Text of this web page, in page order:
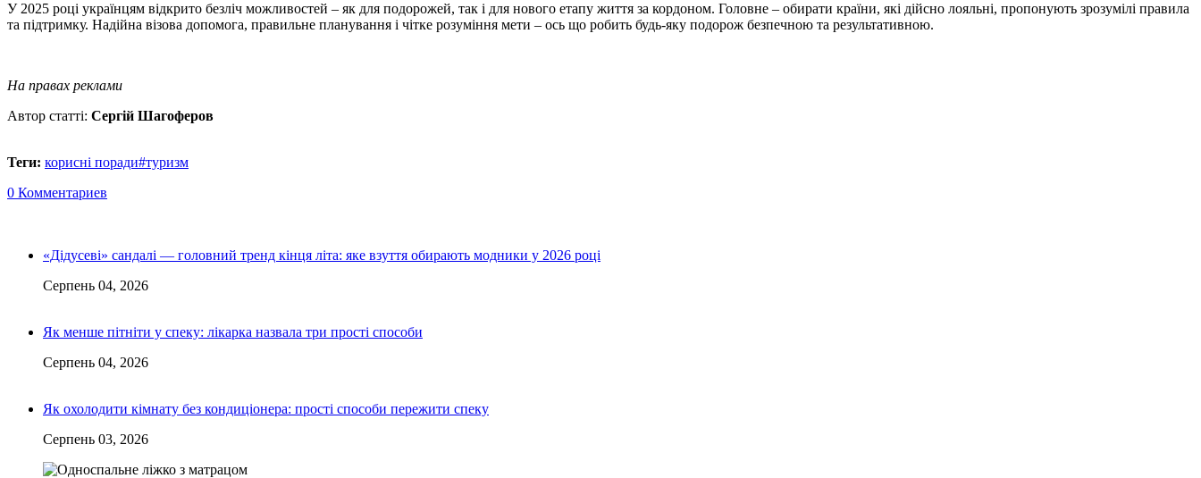
У 2025 році українцям відкрито безліч можливостей – як для подорожей, так і для нового етапу життя за кордоном. Головне – обирати країни, які дійсно лояльні, пропонують зрозумілі правила
та підтримку. Надійна візова допомога, правильне планування і чітке розуміння мети – ось що робить будь-яку подорож безпечною та результативною.
На правах реклами
Автор статті: Сергій Шагоферов
Теги: корисні поради#туризм
0 Комментариев
«Дідусеві» сандалі — головний тренд кінця літа: яке взуття обирають модники у 2026 році
Серпень 04, 2026
Як менше пітніти у спеку: лікарка назвала три прості способи
Серпень 04, 2026
Як охолодити кімнату без кондиціонера: прості способи пережити спеку
Серпень 03, 2026